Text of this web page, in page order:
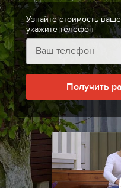
Узнайте стоимость
укажите телефон
Получить